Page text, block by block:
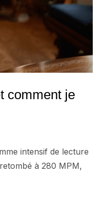
comment je
intensif de lecture
à 280 MPM,